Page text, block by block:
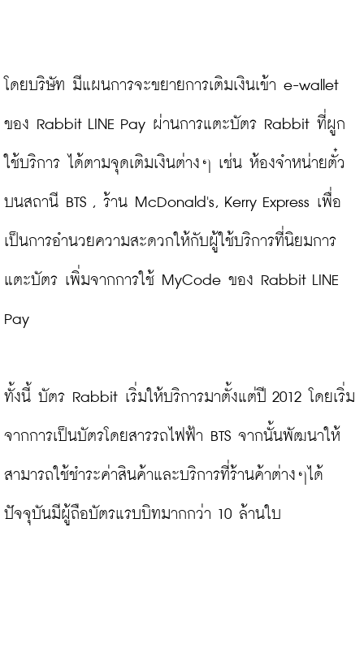
โดยบริษัท มีแผนการจะขยายการเติมเงินเข้า e-wallet
ของ Rabbit LINE Pay ผ่านการแตะบัตร Rabbit ที่ผูก
ใช้บริการ ได้ตามจุดเติมเงินต่างๆ เช่น ห้องจำหน่ายตั๋ว
บนสถานี BTS , ร้าน McDonald's, Kerry Express เพื่อ
เป็นการอำนวยความสะดวกให้กับผู้ใช้บริการที่นิยมการ
แตะบัตร เพิ่มจากการใช้ MyCode ของ Rabbit LINE
Pay
ทั้งนี้ บัตร Rabbit เริ่มให้บริการมาตั้งแต่ปี 2012 โดยเริ่ม
จากการเป็นบัตรโดยสารรถไฟฟ้า BTS จากนั้นพัฒนาให้
สามารถใช้ชำระค่าสินค้าและบริการที่ร้านค้าต่างๆได้
ปัจจุบันมีผู้ถือบัตรแรบบิทมากกว่า 10 ล้านใบ